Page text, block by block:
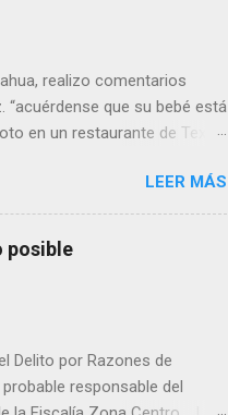
realizo comentarios
que su bebé está
en un restaurante de Texas
a lo mejor en el IMSS?,
adelante o algo?, yo creo que
cruzan así de que, 'por
por los vínculos y las
LEER MÁS
posible
Delito por Razones de
responsable del